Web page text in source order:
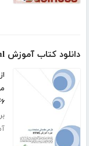
دانلود کتاب آموزش html - طراحی صفحات وب
۴۶